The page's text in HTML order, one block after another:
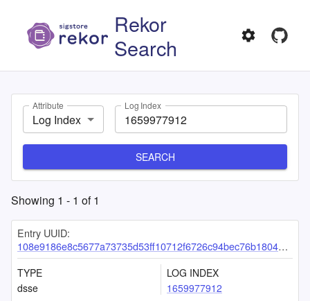
Rekor
Search
Attribute
Log Index
Log Index
SEARCH
Showing 1 - 1 of1
Entry UUID:
108e9186e8c5677a73735d53ff10712f6726c94bec76b1804ee203c4576b8f0d48f115eb1e7371b9
TYPE
dsse
LOG INDEX
1659977912